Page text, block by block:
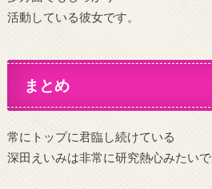
活動している彼女です。
まとめ
常にトップに君臨し続けている
深田えいみは非常に研究熱心みたいで